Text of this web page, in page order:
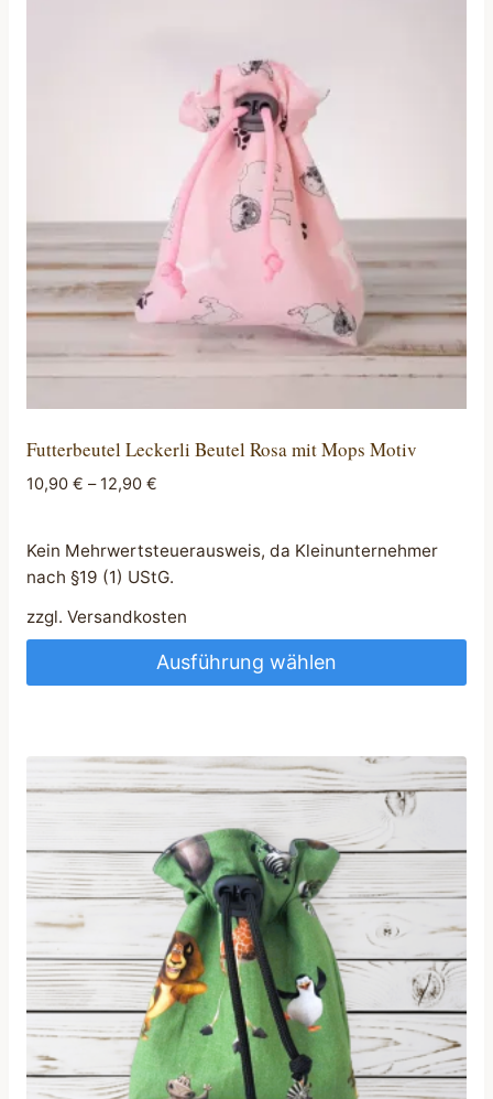
Futterbeutel Leckerli Beutel Rosa mit Mops Motiv
10,90 € –12,90 €
Kein Mehrwertsteuerausweis, da Kleinunternehmer
nach §19 (1) UStG.
zzgl. Versandkosten
Ausführung wählen
weist
mehrere
Varianten
auf.
Die
Optionen
können
auf
der
Produktseite
gewählt
werden